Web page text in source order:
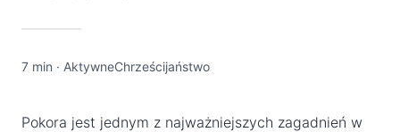
7 min · AktywneChrześcijaństwo
Pokora jest jednym z najważniejszych zagadnień w